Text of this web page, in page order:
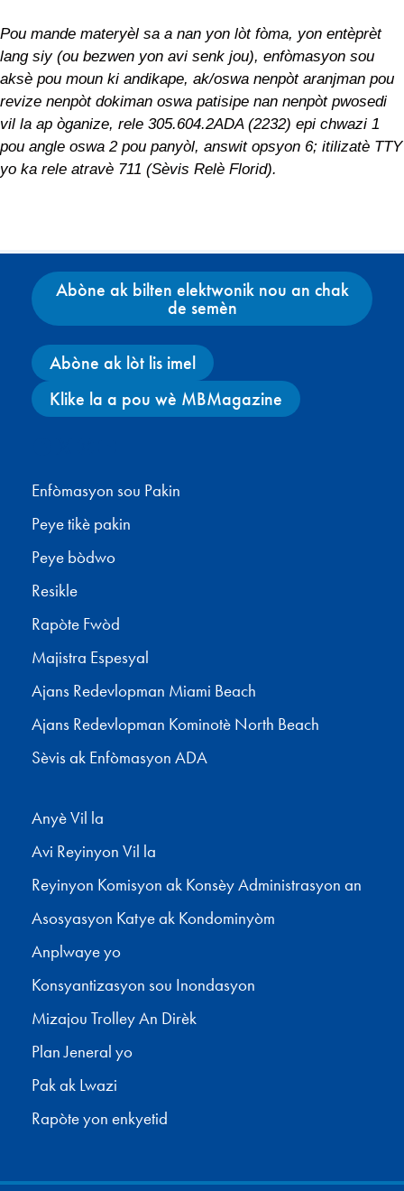
Pou mande materyèl sa a nan yon lòt fòma, yon entèprèt
lang siy (ou bezwen yon avi senk jou), enfòmasyon sou
aksè pou moun ki andikape, ak/oswa nenpòt aranjman pou
revize nenpòt dokiman oswa patisipe nan nenpòt pwosedi
vil la ap òganize, rele 305.604.2ADA (2232) epi chwazi 1
pou angle oswa 2 pou panyòl, answit opsyon 6; itilizatè TTY
yo ka rele atravè 711 (Sèvis Relè Florid).
Abòne ak bilten elektwonik nou an chak
de semèn
Abòne ak lòt lis imel
Klike la a pou wè MBMagazine
Enfòmasyon sou Pakin
Peye tikè pakin
Peye bòdwo
Resikle
Rapòte Fwòd
Majistra Espesyal
Ajans Redevlopman Miami Beach
Ajans Redevlopman Kominotè North Beach
Sèvis ak Enfòmasyon ADA
Anyè Vil la
Avi Reyinyon Vil la
Reyinyon Komisyon ak Konsèy Administrasyon an
Asosyasyon Katye ak Kondominyòm
Anplwaye yo
Konsyantizasyon sou Inondasyon
Mizajou Trolley An Dirèk
Plan Jeneral yo
Pak ak Lwazi
Rapòte yon enkyetid